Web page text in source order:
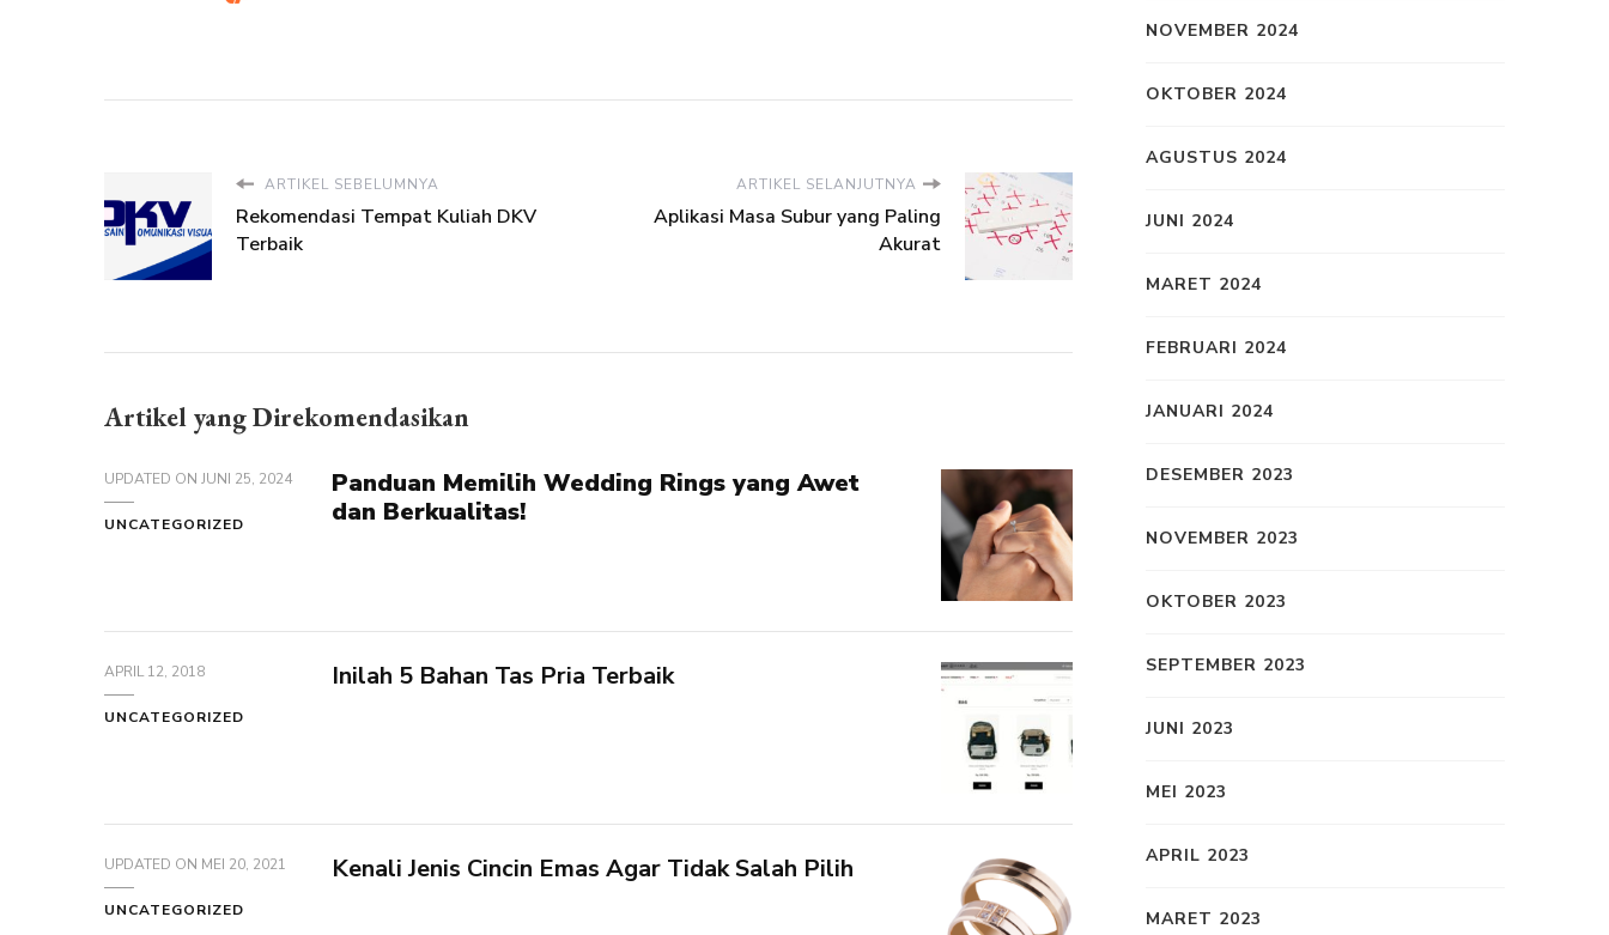
ARTIKEL SEBELUMNYA
Rekomendasi Tempat Kuliah DKV
Terbaik
ARTIKEL SELANJUTNYA
Aplikasi Masa Subur yang Paling
Akurat
Artikel yang Direkomendasikan
UPDATED ON JUNI 25, 2024
UNCATEGORIZED
Panduan Memilih Wedding Rings yang Awet
dan Berkualitas!
APRIL 12, 2018
UNCATEGORIZED
Inilah 5 Bahan Tas Pria Terbaik
UPDATED ON MEI 20, 2021
UNCATEGORIZED
Kenali Jenis Cincin Emas Agar Tidak Salah Pilih
NOVEMBER 2024
OKTOBER 2024
AGUSTUS 2024
JUNI 2024
MARET 2024
FEBRUARI 2024
JANUARI 2024
DESEMBER 2023
NOVEMBER 2023
OKTOBER 2023
SEPTEMBER 2023
JUNI 2023
MEI 2023
APRIL 2023
MARET 2023